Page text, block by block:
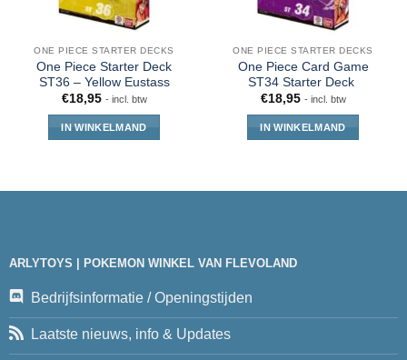
ONE PIECE STARTER DECKS
One Piece Starter Deck
ST36 – Yellow Eustass
€18,95 - incl. btw
IN WINKELMAND
ONE PIECE STARTER DECKS
One Piece Card Game
ST34 Starter Deck
€18,95 - incl. btw
IN WINKELMAND
ARLYTOYS | POKEMON WINKEL VAN FLEVOLAND
Bedrijfsinformatie / Openingstijden
Laatste nieuws, info & Updates